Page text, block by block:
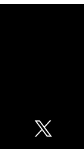
Twitter